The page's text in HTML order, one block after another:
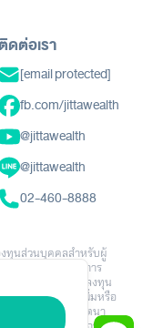
ติดต่อเรา
[email protected]
fb.com/jittawealth
@jittawealth
@jittawealth
02-460-8888
งทุนส่วนบุคคลสำหรับผู้
รมใดๆ ข้อมูล ผลการ
ทุนอาจสูญเสียเงินลงทุน
น พฤติกรรมการเพิ่มหรือ
Wealth ไม่มีเจตนา